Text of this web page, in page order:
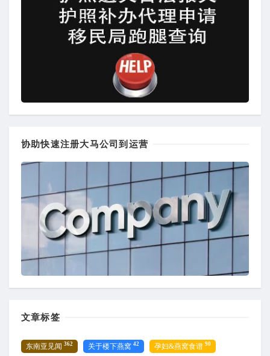
协助快速注册大马公司到运营
文章标签
东南亚见闻 362 关于楼下燕窝 42 孕妇&燕窝食谱 90